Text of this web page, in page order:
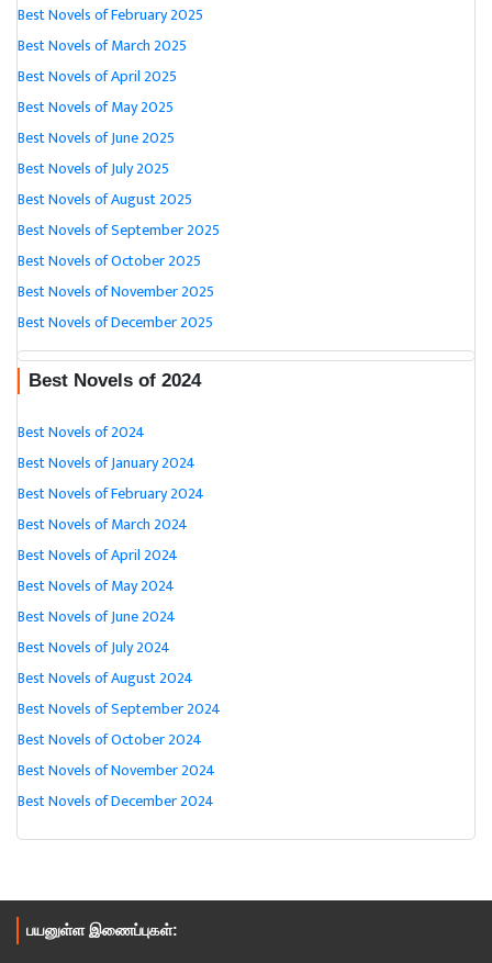
Best Novels of February 2025
Best Novels of March 2025
Best Novels of April 2025
Best Novels of May 2025
Best Novels of June 2025
Best Novels of July 2025
Best Novels of August 2025
Best Novels of September 2025
Best Novels of October 2025
Best Novels of November 2025
Best Novels of December 2025
Best Novels of 2024
Best Novels of 2024
Best Novels of January 2024
Best Novels of February 2024
Best Novels of March 2024
Best Novels of April 2024
Best Novels of May 2024
Best Novels of June 2024
Best Novels of July 2024
Best Novels of August 2024
Best Novels of September 2024
Best Novels of October 2024
Best Novels of November 2024
Best Novels of December 2024
பயனுள்ள இணைப்புகள்: